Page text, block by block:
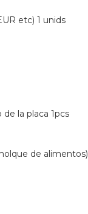
etc) 1 unids
la placa 1pcs
de alimentos)